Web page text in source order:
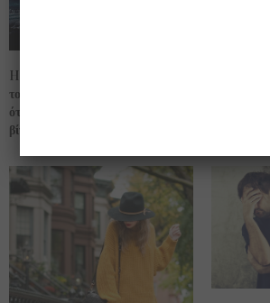
Harmony of Seas…. δείτε αυτό
το κρουαζιερόπλοιο είναι σίγουρο
ότι θα τρελαθείτε!!!! (φώτο και
βίντεο)